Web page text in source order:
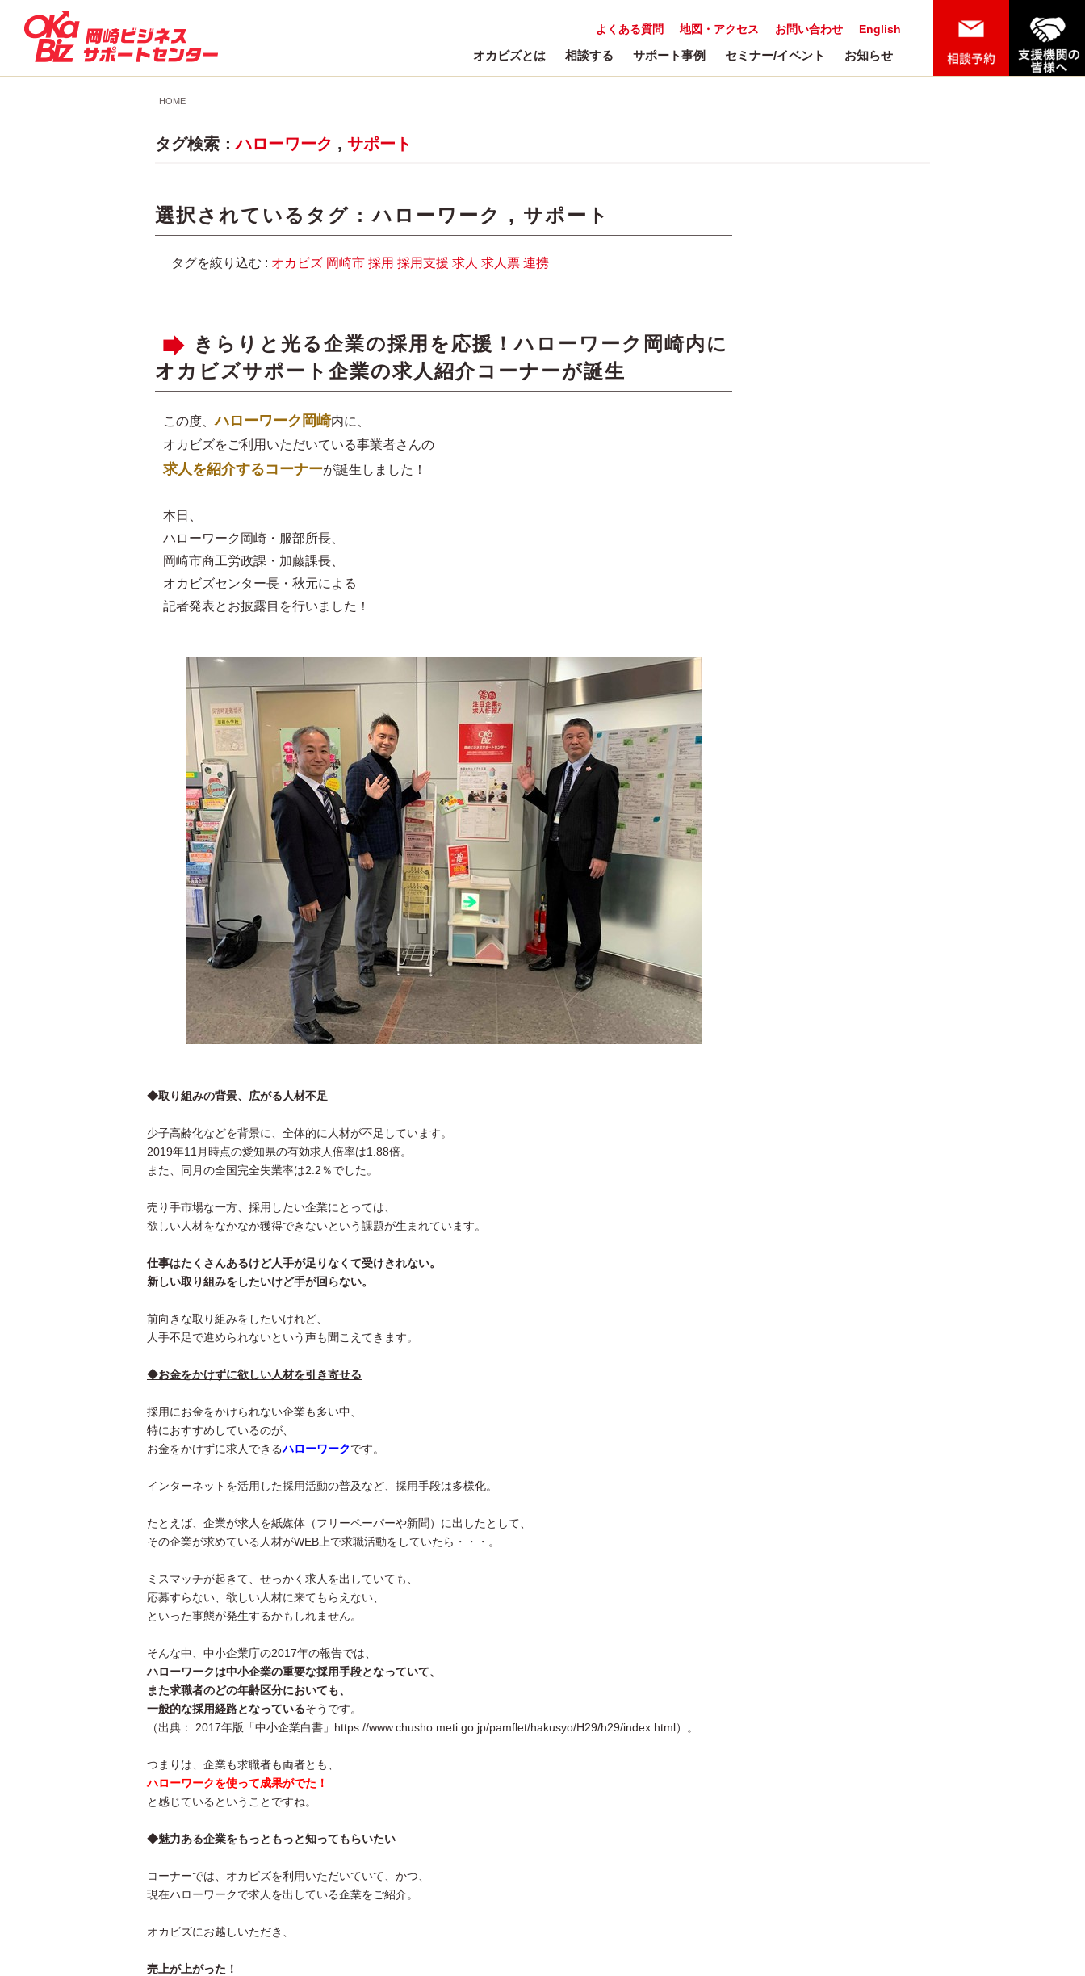
English
お問い合わせ
地図・アクセス
よくある質問
オカビズとは 相談する サポート事例 セミナー/イベント お知らせ
HOME
タグ検索：ハローワーク , サポート
選択されているタグ :ハローワーク , サポート
タグを絞り込む : オカビズ 岡崎市 採用 採用支援 求人 求人票 連携
きらりと光る企業の採用を応援！ハローワーク岡崎内に
オカビズサポート企業の求人紹介コーナーが誕生
この度、ハローワーク岡崎内に、
オカビズをご利用いただいている事業者さんの
求人を紹介するコーナーが誕生しました！
本日、
ハローワーク岡崎・服部所長、
岡崎市商工労政課・加藤課長、
オカビズセンター長・秋元による
記者発表とお披露目を行いました！
◆取り組みの背景、広がる人材不足
少子高齢化などを背景に、全体的に人材が不足しています。
2019年11月時点の愛知県の有効求人倍率は1.88倍。
また、同月の全国完全失業率は2.2％でした。
売り手市場な一方、採用したい企業にとっては、
欲しい人材をなかなか獲得できないという課題が生まれています。
仕事はたくさんあるけど人手が足りなくて受けきれない。
新しい取り組みをしたいけど手が回らない。
前向きな取り組みをしたいけれど、
人手不足で進められないという声も聞こえてきます。
◆お金をかけずに欲しい人材を引き寄せる
採用にお金をかけられない企業も多い中、
特におすすめしているのが、
お金をかけずに求人できるハローワークです。
インターネットを活用した採用活動の普及など、採用手段は多様化。
たとえば、企業が求人を紙媒体（フリーペーパーや新聞）に出したとして、
その企業が求めている人材がWEB上で求職活動をしていたら・・・。
ミスマッチが起きて、せっかく求人を出していても、
応募すらない、欲しい人材に来てもらえない、
といった事態が発生するかもしれません。
そんな中、中小企業庁の2017年の報告では、
ハローワークは中小企業の重要な採用手段となっていて、
また求職者のどの年齢区分においても、
一般的な採用経路となっているそうです。
（出典： 2017年版「中小企業白書」https://www.chusho.meti.go.jp/pamflet/hakusyo/H29/h29/index.html）。
つまりは、企業も求職者も両者とも、
ハローワークを使って成果がでた！
と感じているということですね。
◆魅力ある企業をもっともっと知ってもらいたい
コーナーでは、オカビズを利用いただいていて、かつ、
現在ハローワークで求人を出している企業をご紹介。
オカビズにお越しいただき、
売上が上がった！